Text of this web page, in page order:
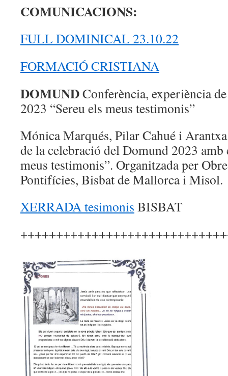
COMUNICACIONS:
FULL DOMINICAL 23.10.22
FORMACIÓ CRISTIANA
DOMUNDConferència, experiència
2023 “Sereu els meus testimonis”
Mónica Marqués, Pilar Cahué i
de la celebració del Domund 2023 amb
meus testimonis”. Organitzada per
Pontifícies, Bisbat de Mallorca i Misol.
XERRADA tesimonis BISBAT